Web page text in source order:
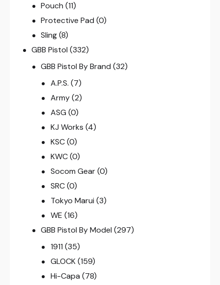
Pouch (11)
Protective Pad (0)
Sling (8)
GBB Pistol (332)
GBB Pistol By Brand (32)
A.P.S. (7)
Army (2)
ASG (0)
KJ Works (4)
KSC (0)
KWC (0)
Socom Gear (0)
SRC (0)
Tokyo Marui (3)
WE (16)
GBB Pistol By Model (297)
1911 (35)
GLOCK (159)
Hi-Capa (78)